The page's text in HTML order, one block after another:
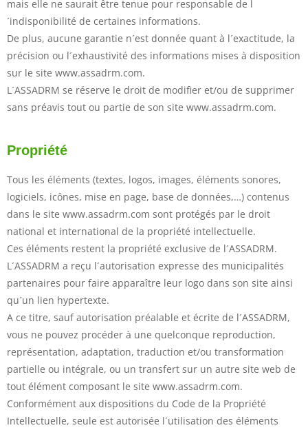
mais elle ne saurait être tenue pour responsable de l
´indisponibilité de certaines informations.
De plus, aucune garantie n´est donnée quant à l´exactitude, la
précision ou l´exhaustivité des informations mises à disposition
sur le site www.assadrm.com.
L´ASSADRM se réserve le droit de modifier et/ou de supprimer
sans préavis tout ou partie de son site www.assadrm.com.
Propriété
Tous les éléments (textes, logos, images, éléments sonores,
logiciels, icônes, mise en page, base de données,…) contenus
dans le site www.assadrm.com sont protégés par le droit
national et international de la propriété intellectuelle.
Ces éléments restent la propriété exclusive de l´ASSADRM.
L´ASSADRM a reçu l´autorisation expresse des municipalités
partenaires pour faire apparaître leur logo dans son site ainsi
qu´un lien hypertexte.
A ce titre, sauf autorisation préalable et écrite de l´ASSADRM,
vous ne pouvez procéder à une quelconque reproduction,
représentation, adaptation, traduction et/ou transformation
partielle ou intégrale, ou un transfert sur un autre site web de
tout élément composant le site www.assadrm.com.
Conformément aux dispositions du Code de la Propriété
Intellectuelle, seule est autorisée l´utilisation des éléments